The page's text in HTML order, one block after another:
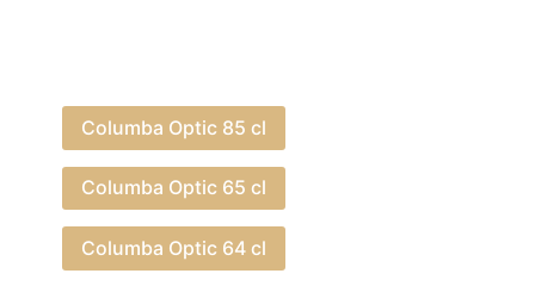
Columba Optic 85 cl
Columba Optic 65 cl
Columba Optic 64 cl